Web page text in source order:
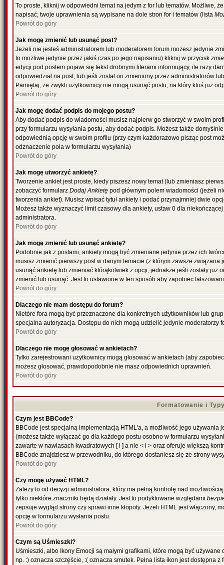
To proste, kliknij w odpowiedni temat na jedym z for lub tematów. Możliwe,
napisać; twoje uprawnienia są wypisane na dole stron for i tematów (lista
Powrót do góry
Jak mogę zmienić lub usunąć post?
Jeżeli nie jesteś administratorem lub moderatorem forum możesz jedynie
to możliwe jedynie przez jakiś czas po jego napisaniu) kliknij w przycisk
edycji pod postem pojawi się tekst drobnymi literami informujący, ile razy
odpowiedział na post, lub jeśli został on zmieniony przez administratorów
Pamiętaj, że zwykli użytkownicy nie mogą usunąć postu, na który ktoś już
Powrót do góry
Jak mogę dodać podpis do mojego postu?
Aby dodać podpis do wiadomości musisz najpierw go stworzyć w swoim
przy formularzu wysyłania postu, aby dodać podpis. Możesz także
odpowiednią opcję w swoim profilu (przy czym każdorazowo pisząc post
odznaczenie pola w formularzu wysyłania)
Powrót do góry
Jak mogę utworzyć ankietę?
Tworzenie ankiet jest proste, kiedy piszesz nowy temat (lub zmieniasz
zobaczyć formularz Dodaj Ankietę pod głównym polem wiadomości (jeżeli
tworzenia ankiet). Musisz wpisać tytuł ankiety i podać przynajmniej dwie
Możesz także wyznaczyć limit czasowy dla ankiety, ustaw 0 dla
administratora.
Powrót do góry
Jak mogę zmienić lub usunąć ankietę?
Podobnie jak z postami, ankiety mogą być zmieniane jedynie przez ich
musisz zmienić pierwszy post w danym temacie (z którym zawsze związana
usunąć ankietę lub zmieniać którąkolwiek z opcji, jednakże jeśli zostały już
zmienić lub usunąć. Jest to ustawione w ten sposób aby zapobiec
Powrót do góry
Dlaczego nie mam dostępu do forum?
Nietóre fora mogą być przeznaczone dla konkretnych użytkowników lub
specjalna autoryzacja. Dostępu do nich mogą udzielić jedynie moderatorzy
Powrót do góry
Dlaczego nie mogę głosować w ankietach?
Tylko zarejestrowani użytkownicy mogą głosować w ankietach (aby
możesz głosować, prawdopodobnie nie masz odpowiednich uprawnień.
Powrót do góry
Formatowanie i
Czym jest BBCode?
BBCode jest specjalną implementacją HTML'a, a możliwość jego
(możesz także wyłączać go dla każdego postu osobno w formularzu
zawarte w nawiasach kwadratowych [ i ] a nie < i > oraz oferuje większą
BBCode znajdziesz w przewodniku, do którego dostaniesz się ze strony
Powrót do góry
Czy mogę używać HTML?
Zależy to od decyzji administratora, który ma pełną kontrolę nad
tylko niektóre znaczniki będą działały. Jest to podyktowane względami
zepsuje wygląd strony czy sprawi inne kłopoty. Jeżeli HTML jest włączony,
opcję w formularzu wysłania postu.
Powrót do góry
Czym są Uśmieszki?
Uśmieszki, albo Ikony Emocji są małymi grafikami, które mogą być
np. :) oznacza szczęście, :( oznacza smutek. Pełna lista ikon jest dostępna